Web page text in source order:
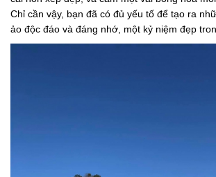
Chỉ cần vậy, bạn đã có đủ yếu tố để tạo ra
ảo độc đáo và đáng nhớ, một kỷ niệm đẹp